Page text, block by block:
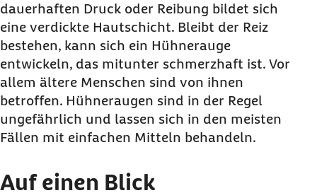
Ursachen: Warum und wodurch bilden sich
Hühneraugen?
Diagnostik: Wie werden Hühneraugen
festgestellt?
Therapie: Wie lassen sich Hühneraugen
behandeln?
Wie kann ich ein Hühnerauge selbst entfernen?
Arzt?
dauerhaften Druck oder Reibung bildet sich
eine verdickte Hautschicht. Bleibt der Reiz
bestehen, kann sich ein Hühnerauge
entwickeln, das mitunter schmerzhaft ist. Vor
allem ältere Menschen sind von ihnen
betroffen. Hühneraugen sind in der Regel
ungefährlich und lassen sich in den meisten
Fällen mit einfachen Mitteln behandeln.
Auf einen Blick